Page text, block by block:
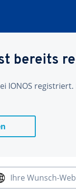
bereits
IONOS
Ihre Wunsch-